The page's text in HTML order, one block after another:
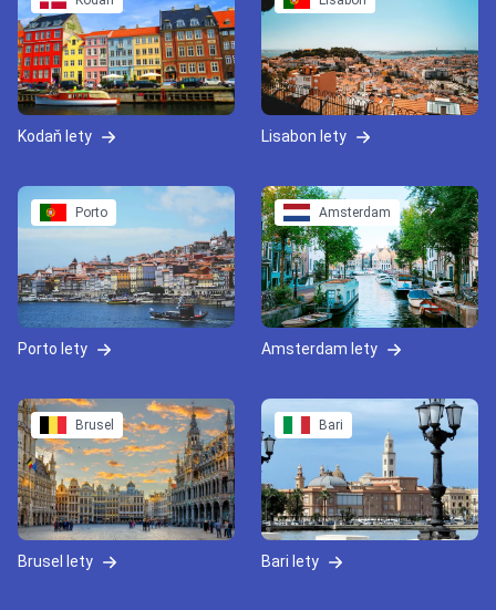
Kodaň lety Lisabon lety
Porto
Porto lety
Amsterdam
Amsterdam lety
Brusel
Brusel lety
Bari
Bari lety